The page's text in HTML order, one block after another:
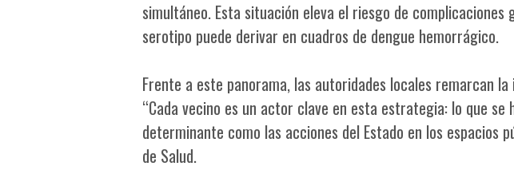
simultáneo. Esta situación eleva el riesgo de
serotipo puede derivar en cuadros de dengue hemorrágico.
Frente a este panorama, las autoridades locales remarcan
“Cada vecino es un actor clave en esta estrategia: lo que
determinante como las acciones del Estado en los espacios
de Salud.